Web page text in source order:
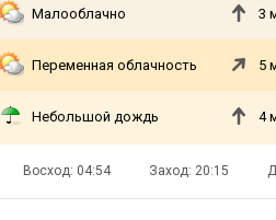
Малооблачно 3
Переменная облачность 5
Небольшой дождь 4
Восход: 04:54 Заход: 20:15